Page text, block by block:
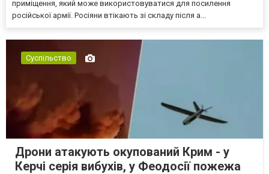
приміщення, який може використовуватися для посилення
російської армії. Росіяни втікають зі складу після а...
Суспільство
Дрони атакують окупований Крим - у
Керчі серія вибухів, у Феодосії пожежа